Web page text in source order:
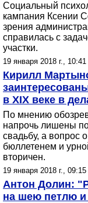
Социальный
кампания Ксении
зрения
справилась с
участки.
19 января 2018 г., 10:41
Кирилл
в XIX веке в
По мнению
напрочь лишены
свадьбу, а вопрос
бюллетенем и
вторичен.
19 января 2018 г., 09:15
Антон Долин:
на шею петлю и